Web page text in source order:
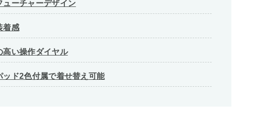
ューチャーデザイン
着感
高い操作ダイヤル
ッド2色付属で着せ替え可能